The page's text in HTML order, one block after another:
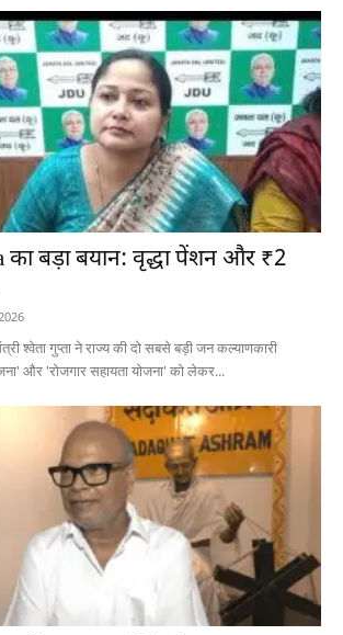
का बड़ा बयान: वृद्धा पेंशन और ₹2
श्वेता गुप्ता ने राज्य की दो सबसे बड़ी जन कल्याणकारी
और 'रोजगार सहायता योजना' को लेकर...